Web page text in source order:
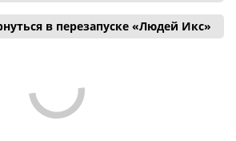
в перезапуске «Людей Икс»